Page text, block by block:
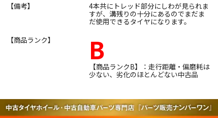
【備考】
4本共にトレッド部分にしわが見られま
すが、溝残りの十分にあるのでまだま
だ使用できるタイヤになります。
【商品ランク】
B
【商品ランクB】：走行距離・偏磨耗は
少ない、劣化のほとんどない中古品